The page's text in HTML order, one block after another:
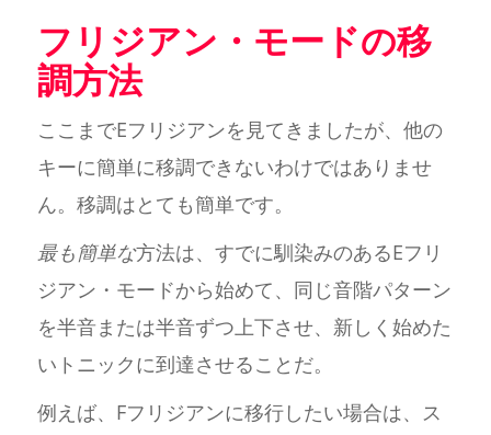
フリジアン・モードの移
調方法
ここまでEフリジアンを見てきましたが、他の
キーに簡単に移調できないわけではありませ
ん。移調はとても簡単です。
最も簡単な方法は、すでに馴染みのあるEフリ
ジアン・モードから始めて、同じ音階パターン
を半音または半音ずつ上下させ、新しく始めた
いトニックに到達させることだ。
例えば、Fフリジアンに移行したい場合は、ス